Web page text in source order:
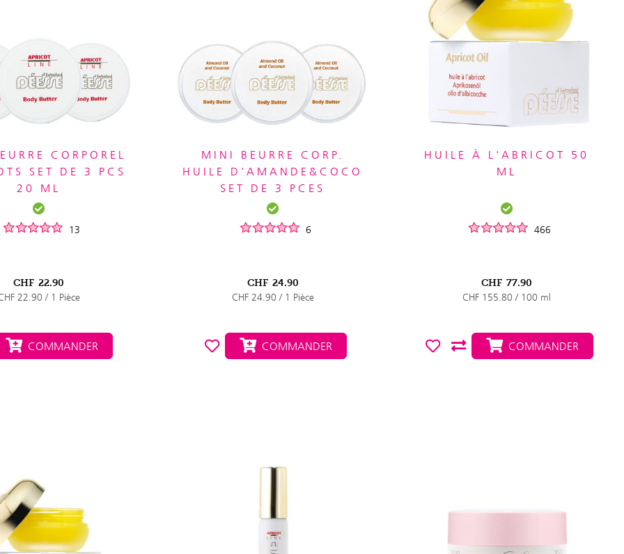
CORPOREL
SET DE 3 PCS
20 ML
13
CHF 22.90
22.90 / 1 Pièce
COMMANDER
MINI BEURRE CORP.
HUILE D'AMANDE&COCO
SET DE 3 PCES
6
CHF 24.90
CHF 24.90 / 1 Pièce
COMMANDER
HUILE À L'ABRICOT 50
ML
466
CHF 77.90
CHF 155.80 / 100 ml
COMMANDER